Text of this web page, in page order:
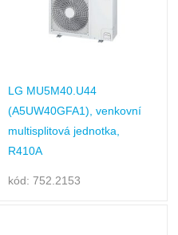
LG MU5M40.U44
(A5UW40GFA1), venkovní
multisplitová jednotka,
R410A
kód: 752.2153